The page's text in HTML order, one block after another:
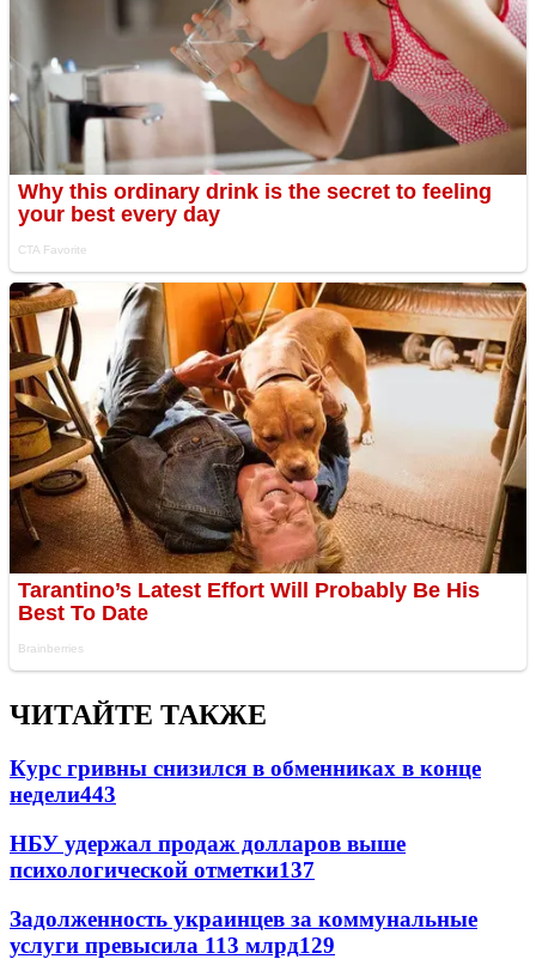
ЧИТАЙТЕ ТАКЖЕ
Курс гривны снизился в обменниках в конце
недели443
НБУ удержал продаж долларов выше
психологической отметки137
Задолженность украинцев за коммунальные
услуги превысила 113 млрд129